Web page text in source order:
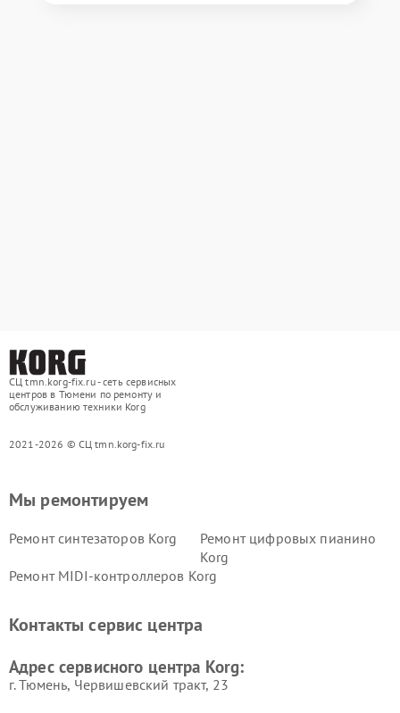
СЦ tmn.korg-fix.ru - сеть сервисных
центров в Тюмени по ремонту и
обслуживанию техники Korg
2021-2026 © СЦ tmn.korg-fix.ru
Мы ремонтируем
Ремонт синтезаторов Korg
Ремонт цифровых пианино
Korg
Ремонт MIDI-контроллеров Korg
Контакты сервис центра
Адрес сервисного центра Korg:
г. Тюмень, ​Червишевский тракт, 23